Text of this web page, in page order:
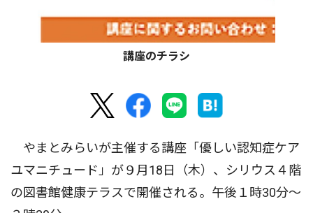
講座のチラシ
やまとみらいが主催する講座「優しい認知症ケア
ユマニチュード」が９月18日（木）、シリウス４階
の図書館健康テラスで開催される。午後１時30分〜